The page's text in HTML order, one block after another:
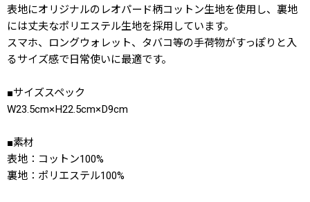
表地にオリジナルのレオパード柄コットン生地を使用し、裏地
には丈夫なポリエステル生地を採用しています。
スマホ、ロングウォレット、タバコ等の手荷物がすっぽりと入
るサイズ感で日常使いに最適です。
■サイズスペック
W23.5cm×H22.5cm×D9cm
■素材
表地：コットン100%
裏地：ポリエステル100%